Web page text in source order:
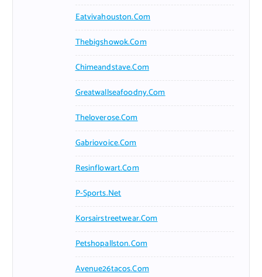
Eatvivahouston.com
Thebigshowok.com
Chimeandstave.com
Greatwallseafoodny.com
Theloverose.com
Gabriovoice.com
Resinflowart.com
P-Sports.net
Korsairstreetwear.com
Petshopallston.com
Avenue26tacos.com